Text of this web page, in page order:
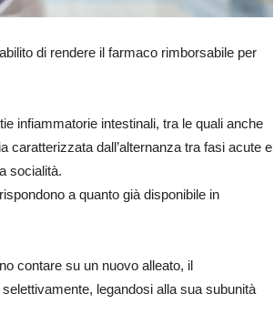
di rendere il farmaco rimborsabile per
infiammatorie intestinali, tra le quali anche
caratterizzata dall’alternanza tra fasi acute e
socialità.
a quanto già disponibile in
contare su un nuovo alleato, il
legandosi alla sua subunità